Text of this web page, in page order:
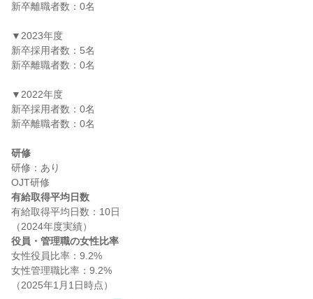
新卒離職者数：0名
▼2023年度
新卒採用者数：5名
新卒離職者数：0名
▼2022年度
新卒採用者数：0名
新卒離職者数：0名
研修
研修：あり
有給取得平均日数
有給取得平均日数：10日
役員・管理職の女性比率
女性役員比率：9.2%
女性管理職比率：9.2%